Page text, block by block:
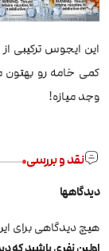
این ایجوس ترکیبی
کمی خامه رو
وجد میازه!
نقد و بررسی
دیدگاهها
هیچ دیدگاهی